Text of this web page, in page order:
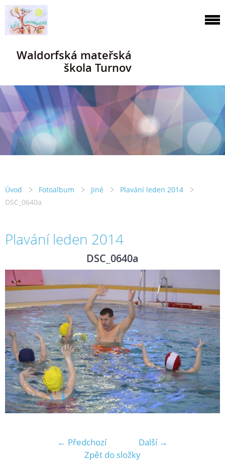
Waldorfská mateřská
škola Turnov
Úvod Fotoalbum Jiné
Plavání leden 2014
DSC_0640a
Plavání leden 2014
DSC_0640a
← Předchozí
Další →
Zpět do složky